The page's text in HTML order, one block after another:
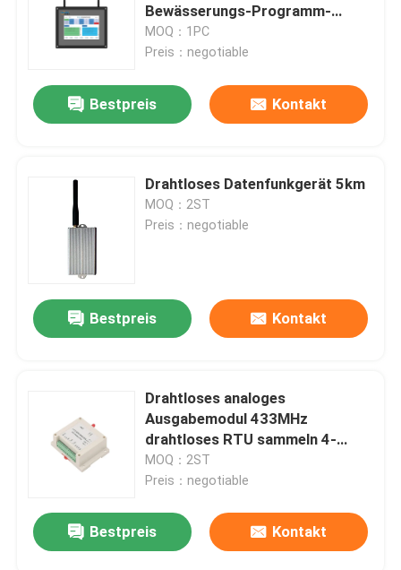
Bewässerungs-Programm-
drahtloser Berieselungsanlagen-
Kontrolleur
MOQ：1PC
Preis：negotiable
Bestpreis Kontakt
Drahtloses Datenfunkgerät 5km
MOQ：2ST
Preis：negotiable
Bestpreis Kontakt
Drahtloses analoges
Ausgabemodul 433MHz
drahtloses RTU sammeln 4-
20mA, 0-5V, Signal 0-10V
MOQ：2ST
Preis：negotiable
Bestpreis Kontakt